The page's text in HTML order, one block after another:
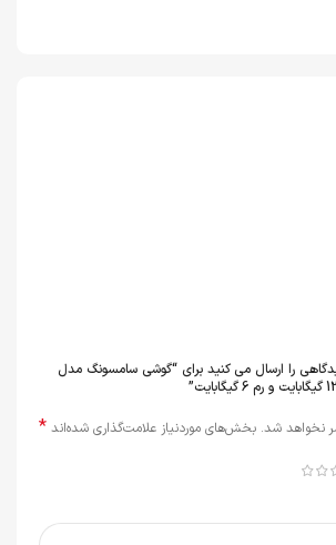
را ارسال می کنید برای “گوشی سامسونگ مدل
نخواهد شد. بخش‌های موردنیاز علامت‌گذاری شده‌اند *